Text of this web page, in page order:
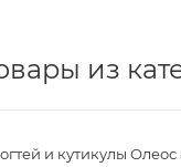
из
и кутикулы